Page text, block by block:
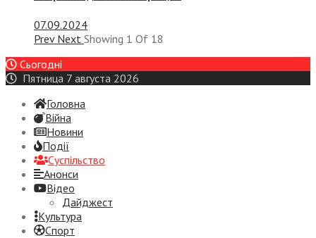
07.09.2024
Prev Next Showing 1 Of 18
Сьогодні
Пятница 7 августа 2026
Головна
Війна
Новини
Події
Суспiльство
Анонси
Відео
Дайджест
Культура
Спорт